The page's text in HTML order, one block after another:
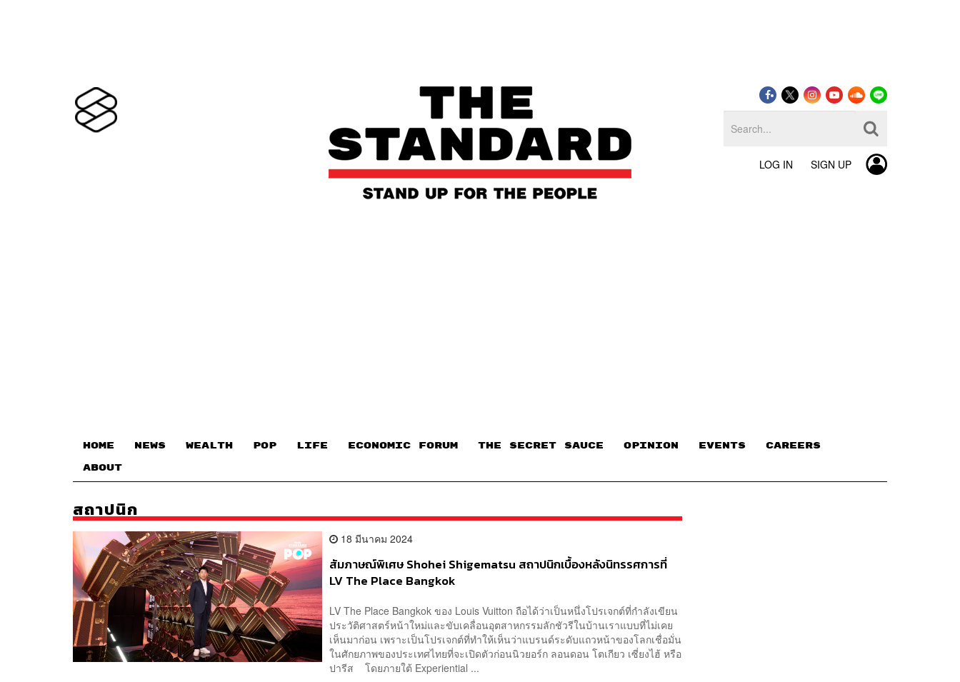
LOG IN SIGN UP
HOME NEWS WEALTH POP LIFE ECONOMIC FORUM THE SECRET SAUCE​ OPINION EVENTS CAREERS
ABOUT
สถาปนิก
18 มีนาคม 2024
สัมภาษณ์พิเศษ Shohei Shigematsu สถาปนิกเบื้องหลังนิทรรศการที่
LV The Place Bangkok
LV The Place Bangkok ของ Louis Vuitton ถือได้ว่าเป็นหนึ่งโปรเจกต์ที่กำลังเขียน
ประวัติศาสตร์หน้าใหม่และขับเคลื่อนอุตสาหกรรมลักชัวรีในบ้านเราแบบที่ไม่เคย
เห็นมาก่อน เพราะเป็นโปรเจกต์ที่ทำให้เห็นว่าแบรนด์ระดับแถวหน้าของโลกเชื่อมั่น
ในศักยภาพของประเทศไทยที่จะเปิดตัวก่อนนิวยอร์ก ลอนดอน โตเกียว เซี่ยงไฮ้ หรือ
ปารีส โดยภายใต้ Experiential ...